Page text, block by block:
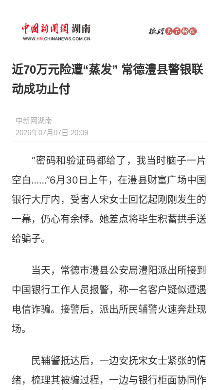
近70万元险遭“蒸发” 常德澧县警银联
动成功止付
中新网湖南
2026年07月07日 20:09
“密码和验证码都给了，我当时脑子一片
空白……”6月30日上午，在澧县财富广场中国
银行大厅内，受害人宋女士回忆起刚刚发生的
一幕，仍心有余悸。她差点将毕生积蓄拱手送
给骗子。
当天，常德市澧县公安局澧阳派出所接到
中国银行工作人员报警，称一名客户疑似遭遇
电信诈骗。接警后，派出所民辅警火速奔赴现
场。
民辅警抵达后，一边安抚宋女士紧张的情
绪，梳理其被骗过程，一边与银行柜面协同作